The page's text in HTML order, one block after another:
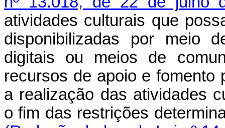
atividades culturais que
disponibilizadas por meio
digitais ou meios de
recursos de apoio e fomento
a realização das atividades
o fim das restrições